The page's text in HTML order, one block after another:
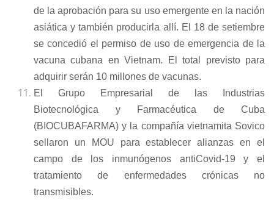
de la aprobación para su uso emergente en la nación
asiática y también producirla allí. El 18 de setiembre
se concedió el permiso de uso de emergencia de la
vacuna cubana en Vietnam. El total previsto para
adquirir serán 10 millones de vacunas.
El Grupo Empresarial de las Industrias
Biotecnológica y Farmacéutica de Cuba
(BIOCUBAFARMA) y la compañía vietnamita Sovico
sellaron un MOU para establecer alianzas en el
campo de los inmunógenos antiCovid-19 y el
tratamiento de enfermedades crónicas no
transmisibles.